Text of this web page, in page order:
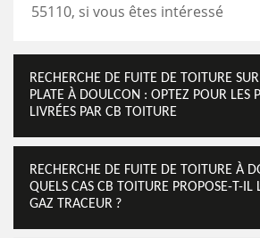
55110, si vous êtes intéressé
RECHERCHE DE FUITE DE TOITURE
PLATE À DOULCON : OPTEZ POUR LES
LIVRÉES PAR CB TOITURE
RECHERCHE DE FUITE DE TOITURE À
QUELS CAS CB TOITURE PROPOSE-T-IL
GAZ TRACEUR ?